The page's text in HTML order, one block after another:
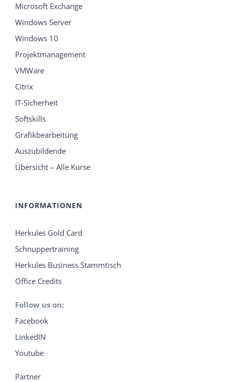
Microsoft Exchange
Windows Server
Windows 10
Projektmanagement
VMWare
Citrix
IT-Sicherheit
Softskills
Grafikbearbeitung
Auszubildende
Übersicht – Alle Kurse
INFORMATIONEN
Herkules Gold Card
Schnuppertraining
Herkules Business Stammtisch
Office Credits
Follow us on:
Facebook
LinkedIN
Youtube
Partner